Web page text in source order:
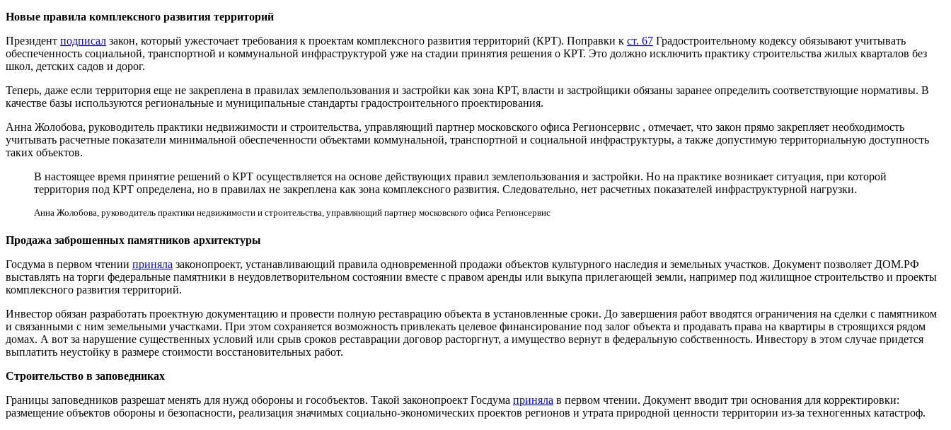
Новые правила комплексного развития территорий
Президент подписал закон, который ужесточает требования к проектам комплексного развития территорий (КРТ). Поправки к ст. 67 Градостроительному кодексу обязывают учитывать
обеспеченность социальной, транспортной и коммунальной инфраструктурой уже на стадии принятия решения о КРТ. Это должно исключить практику строительства жилых кварталов без
школ, детских садов и дорог.
Теперь, даже если территория еще не закреплена в правилах землепользования и застройки как зона КРТ, власти и застройщики обязаны заранее определить соответствующие нормативы. В
качестве базы используются региональные и муниципальные стандарты градостроительного проектирования.
Анна Жолобова, руководитель практики недвижимости и строительства, управляющий партнер московского офиса Регионсервис , отмечает, что закон прямо закрепляет необходимость
учитывать расчетные показатели минимальной обеспеченности объектами коммунальной, транспортной и социальной инфраструктуры, а также допустимую территориальную доступность
таких объектов.
В настоящее время принятие решений о КРТ осуществляется на основе действующих правил землепользования и застройки. Но на практике возникает ситуация, при которой
территория под КРТ определена, но в правилах не закреплена как зона комплексного развития. Следовательно, нет расчетных показателей инфраструктурной нагрузки.
Анна Жолобова, руководитель практики недвижимости и строительства, управляющий партнер московского офиса Регионсервис
Продажа заброшенных памятников архитектуры
Госдума в первом чтении приняла законопроект, устанавливающий правила одновременной продажи объектов культурного наследия и земельных участков. Документ позволяет ДОМ.РФ
выставлять на торги федеральные памятники в неудовлетворительном состоянии вместе с правом аренды или выкупа прилегающей земли, например под жилищное строительство и проекты
комплексного развития территорий.
Инвестор обязан разработать проектную документацию и провести полную реставрацию объекта в установленные сроки. До завершения работ вводятся ограничения на сделки с памятником
и связанными с ним земельными участками. При этом сохраняется возможность привлекать целевое финансирование под залог объекта и продавать права на квартиры в строящихся рядом
домах. А вот за нарушение существенных условий или срыв сроков реставрации договор расторгнут, а имущество вернут в федеральную собственность. Инвестору в этом случае придется
выплатить неустойку в размере стоимости восстановительных работ.
Строительство в заповедниках
Границы заповедников разрешат менять для нужд обороны и гособъектов. Такой законопроект Госдума приняла в первом чтении. Документ вводит три основания для корректировки:
размещение объектов обороны и безопасности, реализация значимых социально-экономических проектов регионов и утрата природной ценности территории из-за техногенных катастроф.